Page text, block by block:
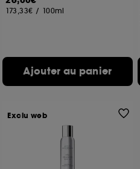
173,33€ / 100ml
Ajouter au panier
Exclu web